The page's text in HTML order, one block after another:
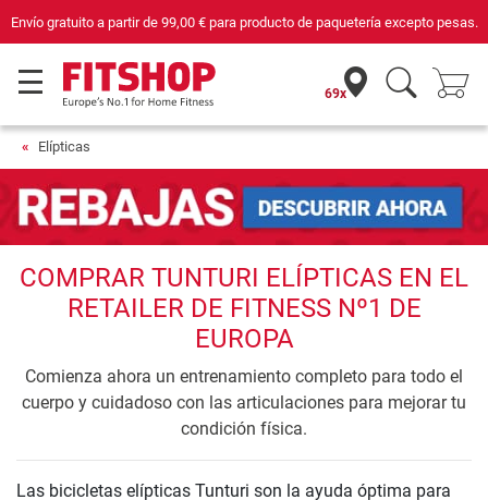
Envío gratuito a partir de 99,00 €para producto de paquetería excepto pesas.
69x
Elípticas
COMPRAR TUNTURI ELÍPTICAS EN EL
RETAILER DE FITNESS Nº1 DE
EUROPA
Comienza ahora un entrenamiento completo para todo el
cuerpo y cuidadoso con las articulaciones para mejorar tu
condición física.
Las bicicletas elípticas Tunturi son la ayuda óptima para